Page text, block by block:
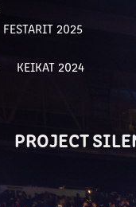
FESTARIT 2025
KEIKAT 2024
PROJECT